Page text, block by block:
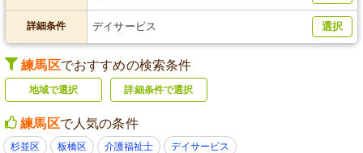
詳細条件 デイサービス 選択
練馬区でおすすめの検索条件
地域で選択 詳細条件で選択
練馬区で人気の条件
杉並区 板橋区 介護福祉士 デイサービス